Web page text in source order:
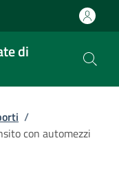
di
/
con automezzi